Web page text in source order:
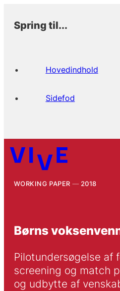
Spring til...
Hovedindhold
Sidefod
WORKING PAPER 2018
Børns
Pilotundersøgelse af
screening og match
og udbytte af